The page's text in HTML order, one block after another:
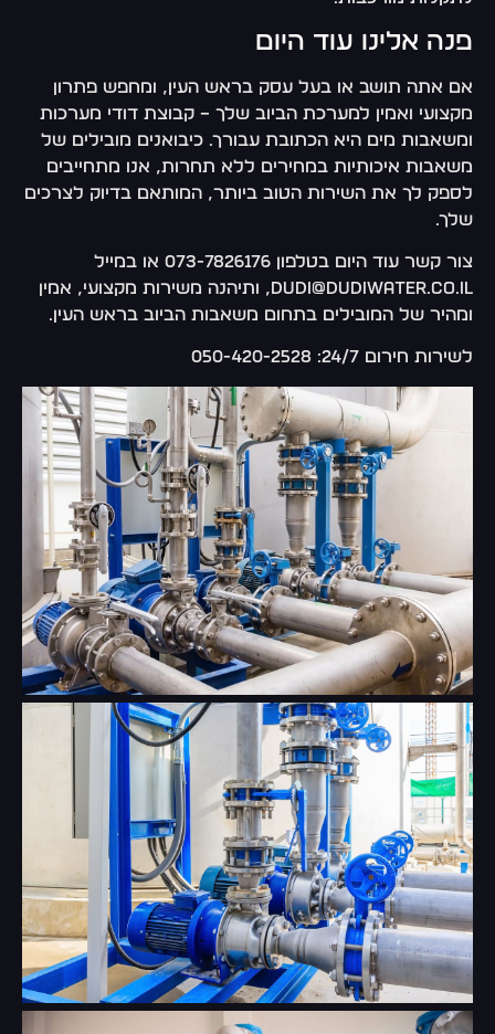
פנה אלינו עוד היום
אם אתה תושב או בעל עסק בראש העין, ומחפש פתרון
מקצועי ואמין למערכת הביוב שלך – קבוצת דודי מערכות
ומשאבות מים היא הכתובת עבורך. כיבואנים מובילים של
משאבות איכותיות במחירים ללא תחרות, אנו מתחייבים
לספק לך את השירות הטוב ביותר, המותאם בדיוק לצרכים
שלך.
צור קשר עוד היום בטלפון 073-7826176 או במייל
dudi@dudiwater.co.il, ותיהנה משירות מקצועי, אמין
ומהיר של המובילים בתחום משאבות הביוב בראש העין.
לשירות חירום 24/7: 050-420-2528